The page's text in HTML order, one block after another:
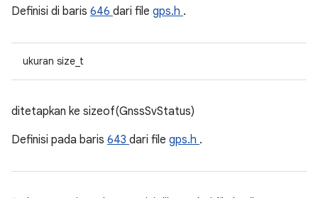
Definisi di baris 646 dari file gps.h .
ukuran size_t
ditetapkan ke sizeof(GnssSvStatus)
Definisi pada baris 643 dari file gps.h .